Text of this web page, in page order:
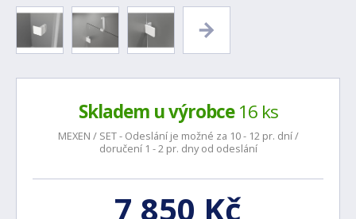
Skladem u výrobce16 ks
MEXEN / SET - Odeslání je možné za 10 - 12 pr. dní /
doručení 1 - 2 pr. dny od odeslání
7 850 Kč